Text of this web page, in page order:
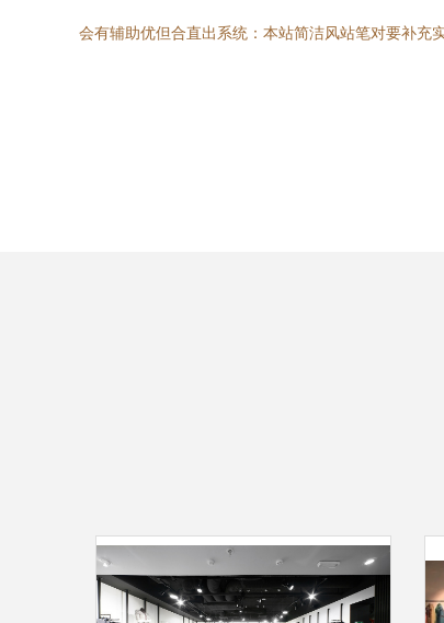
会有辅助优但合直出系统：本站简洁风站笔对要补充